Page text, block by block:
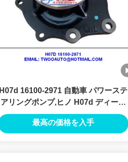
H07d 16100-2971 自動車 パワーステ
アリングポンプ,ヒノ H07d ディーゼ
ルエンジン 部品 水ポンプ
最高の価格を入手